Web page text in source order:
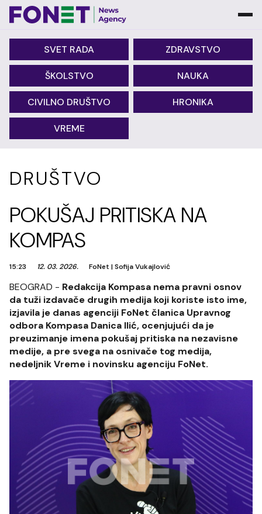
SVET RADA ZDRAVSTVO
ŠKOLSTVO NAUKA
CIVILNO DRUŠTVO HRONIKA
VREME
DRUŠTVO
POKUŠAJ PRITISKA NA
KOMPAS
15:23 12. 03. 2026. FoNet |Sofija Vukajlović
BEOGRAD - Redakcija Kompasa nema pravni osnov
da tuži izdavače drugih medija koji koriste isto ime,
izjavila je danas agenciji FoNet članica Upravnog
odbora Kompasa Danica Ilić, ocenjujući da je
preuzimanje imena pokušaj pritiska na nezavisne
medije, a pre svega na osnivače tog medija,
nedeljnik Vreme i novinsku agenciju FoNet.